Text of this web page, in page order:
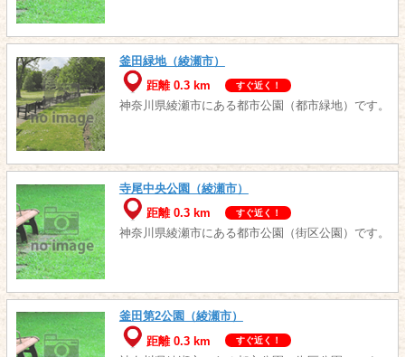
釜田緑地（綾瀬市）
距離 0.3 km
すぐ近く！
神奈川県綾瀬市にある都市公園（都市緑地）です。
寺尾中央公園（綾瀬市）
距離 0.3 km
すぐ近く！
神奈川県綾瀬市にある都市公園（街区公園）です。
釜田第2公園（綾瀬市）
距離 0.3 km
すぐ近く！